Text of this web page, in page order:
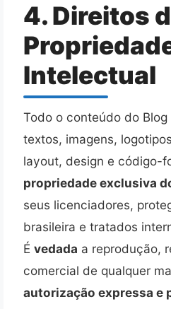
4. Direitos
Intelectual
Todo o conteúdo do
textos, imagens,
layout, design e código-
propriedade exclusiva
seus licenciadores,
brasileira e tratados
É vedada a reprodução,
comercial de qualquer
autorização expressa e